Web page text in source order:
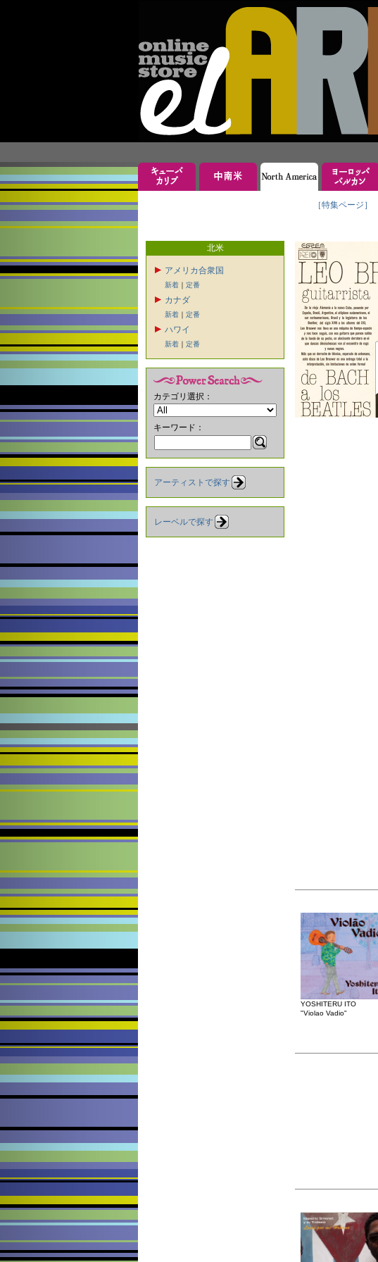
［特集ページ］
北米
アメリカ合衆国
新着 ｜ 定番
カナダ
新着 ｜ 定番
ハワイ
新着 ｜ 定番
カテゴリ選択：
キーワード：
アーティストで探す
レーベルで探す
YOSHITERU ITO
"Violao Vadio"